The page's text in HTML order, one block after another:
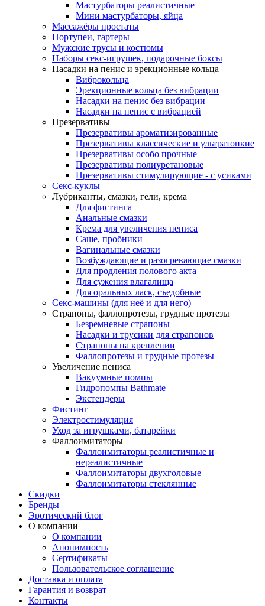
Мастурбаторы реалистичные
Мини мастурбаторы, яйца
Массажёры простаты
Портупеи, гартеры
Мужские трусы и костюмы
Наборы секс-игрушек, подарочные боксы
Насадки на пенис и эрекционные кольца
Виброкольца
Эрекционные кольца без вибрации
Насадки на пенис без вибрации
Насадки на пенис с вибрацией
Презервативы
Презервативы ароматизированные
Презервативы классические и ультратонкие
Презервативы особо прочные
Презервативы полиуретановые
Презервативы стимулирующие - с усиками
Секс-куклы
Лубриканты, смазки, гели, крема
Для фистинга
Анальные смазки
Крема для увеличения пениса
Саше, пробники
Вагинальные смазки
Возбуждающие и разогревающие смазки
Для продления полового акта
Для сужения влагалища
Для оральных ласк, съедобные
Секс-машины (для неё и для него)
Страпоны, фаллопротезы, грудные протезы
Безремневые страпоны
Насадки и трусики для страпонов
Страпоны на креплении
Фаллопротезы и грудные протезы
Увеличение пениса
Вакуумные помпы
Гидропомпы Bathmate
Экстендеры
Фистинг
Электростимуляция
Уход за игрушками, батарейки
Фаллоимитаторы
Фаллоимитаторы реалистичные и
нереалистичные
Фаллоимитаторы двухголовые
Фаллоимитаторы стеклянные
Скидки
Бренды
Эротический блог
О компании
О компании
Анонимность
Сертификаты
Пользовательское соглашение
Доставка и оплата
Гарантия и возврат
Контакты